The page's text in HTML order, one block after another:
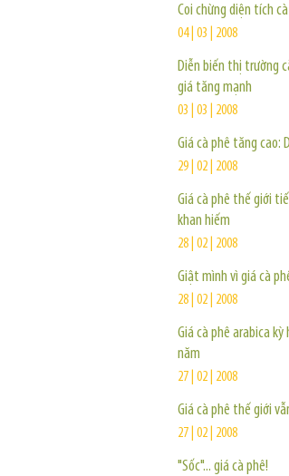
Coi chừng diện tích
04 | 03 | 2008
Diễn biến thị trường
giá tăng mạnh
03 | 03 | 2008
Giá cà phê tăng cao:
29 | 02 | 2008
Giá cà phê thế giới
khan hiếm
28 | 02 | 2008
Giật mình vì giá cà
28 | 02 | 2008
Giá cà phê arabica
năm
27 | 02 | 2008
Giá cà phê thế giới
27 | 02 | 2008
"Sốc"... giá cà phê!